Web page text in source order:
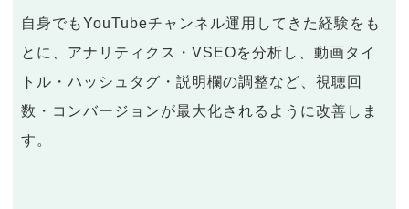
自身でもYouTubeチャンネル運用してきた経験をも
とに、アナリティクス・VSEOを分析し、動画タイ
トル・ハッシュタグ・説明欄の調整など、視聴回
数・コンバージョンが最大化されるように改善しま
す。